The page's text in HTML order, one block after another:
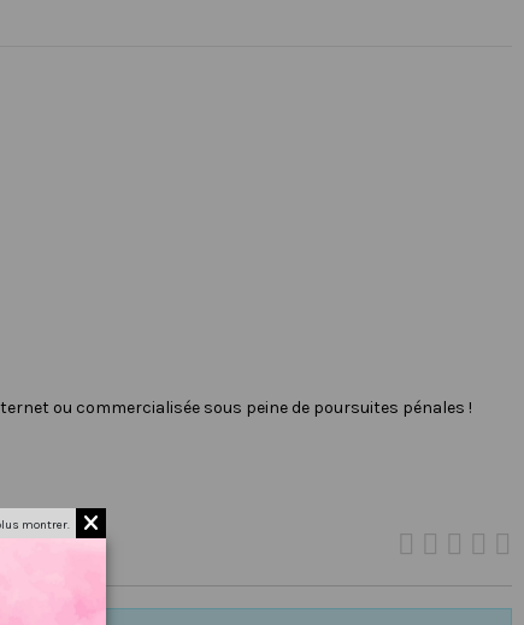
ou commercialisée sous peine de poursuites pénales !
montrer.